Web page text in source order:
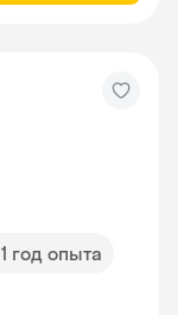
1 год опыта